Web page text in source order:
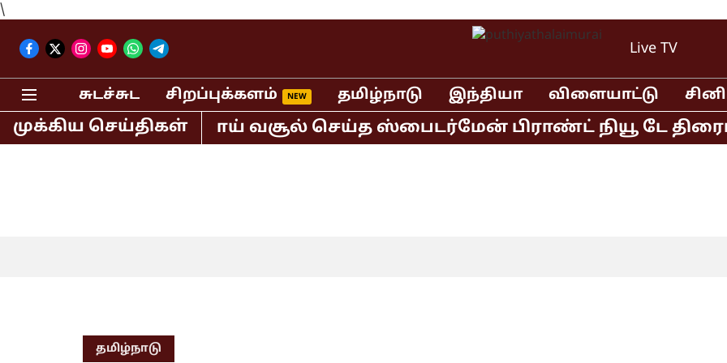
\
Live TV
சுடச்சுட சிறப்புக்களம் தமிழ்நாடு இந்தியா விளையாட்டு
முக்கிய செய்திகள்
400 கோடி ரூபாய் வசூல் செய்த ஸ்பைடர்மேன் பிராண்ட் நியூ டே
தமிழ்நாடு